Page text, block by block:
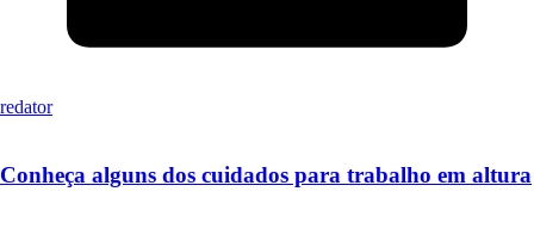
redator
Conheça alguns dos cuidados para trabalho em altura